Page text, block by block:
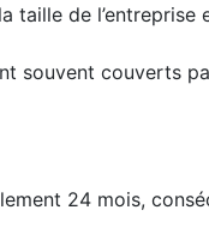
taille de l’entreprise
souvent couverts
24 mois,